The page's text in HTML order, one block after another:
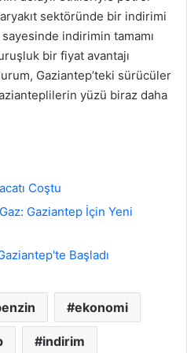
sektöründe bir indirimi
indirimin tamamı
bir fiyat avantajı
Gaziantep’teki sürücüler
yüzü biraz daha
Coştu
Gaziantep İçin Yeni
Başladı
ekonomi
indirim